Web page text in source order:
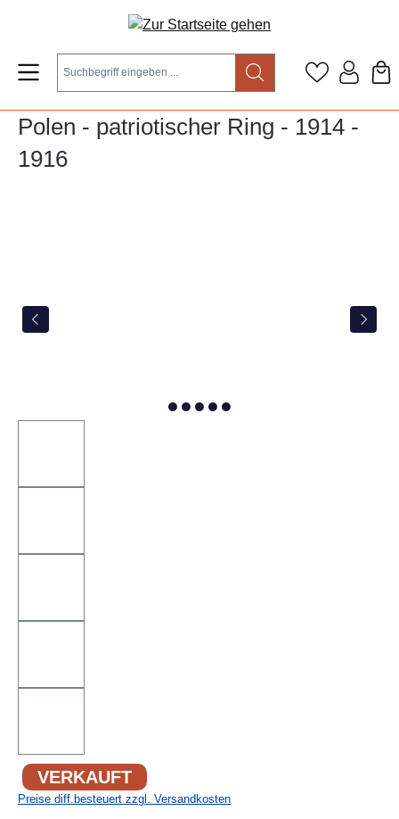
Zum Hauptinhalt springen
Polen - patriotischer Ring - 1914 -
1916
VERKAUFT
Preise diff.besteuert zzgl. Versandkosten